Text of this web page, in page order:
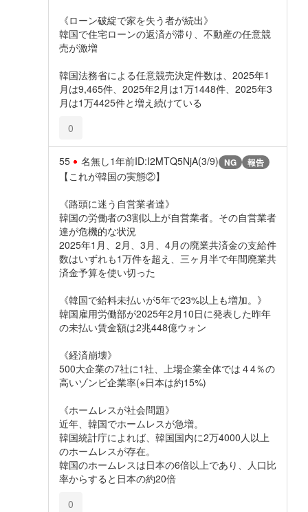
《ローン破綻で家を失う者が続出》
韓国で住宅ローンの返済が滞り、不動産の任意競
売が激増
韓国法務省による任意競売決定件数は、2025年1
月は9,465件、2025年2月は1万1448件、2025年3
月は1万4425件と増え続けている
0
55 名無し1年前ID:I2MTQ5NjA(3/9) NG 報告
【これが韓国の実態②】
《路頭に迷う自営業者達》
韓国の労働者の3割以上が自営業者。その自営業者
達が危機的な状況
2025年1月、2月、3月、4月の廃業共済金の支給件
数はいずれも1万件を超え、三ヶ月半で年間廃業共
済金予算を使い切った
《韓国で給料未払いが5年で23%以上も増加。》
韓国雇用労働部が2025年2月10日に発表した昨年
の未払い賃金額は2兆448億ウォン
《経済崩壊》
500大企業の7社に1社、上場企業全体では４4％の
高いゾンビ企業率(※日本は約15%)
《ホームレスが社会問題》
近年、韓国でホームレスが急増。
韓国統計庁によれば、韓国国内に2万4000人以上
のホームレスが存在。
韓国のホームレスは日本の6倍以上であり、人口比
率からすると日本の約20倍
0